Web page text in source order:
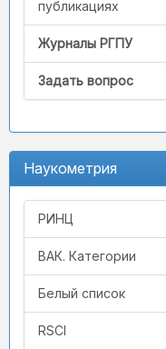
публикациях
Журналы РГПУ
Задать вопрос
Наукометрия
РИНЦ
ВАК. Категории
Белый список
RSCI